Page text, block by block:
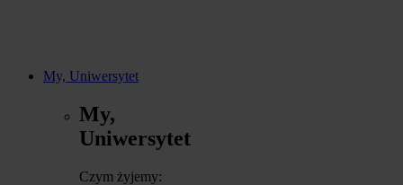
My, Uniwersytet
My,
Uniwersytet
Czym żyjemy: